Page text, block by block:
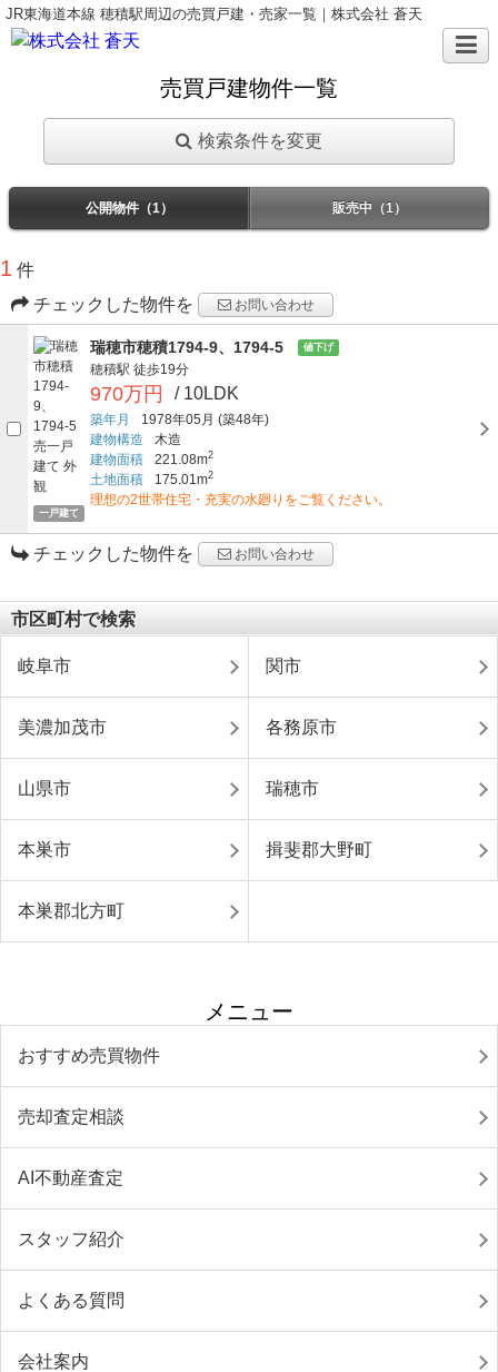
JR東海道本線 穂積駅周辺の売買戸建・売家一覧｜株式会社 蒼天
売買戸建物件一覧
検索条件を変更
公開物件（1） 販売中（1）
1 件
チェックした物件を
お問い合わせ
一戸建て
瑞穂市穂積1794-9、1794-5 値下げ
穂積駅 徒歩19分
970万円 / 10LDK
築年月 1978年05月 (築48年)
建物構造
木造
建物面積
221.08m2
土地面積 175.01m2
理想の2世帯住宅・充実の水廻りをご覧ください。
チェックした物件を お問い合わせ
市区町村で検索
岐阜市 関市
美濃加茂市 各務原市
山県市 瑞穂市
本巣市 揖斐郡大野町
本巣郡北方町
メニュー
おすすめ売買物件
売却査定相談
AI不動産査定
スタッフ紹介
よくある質問
会社案内